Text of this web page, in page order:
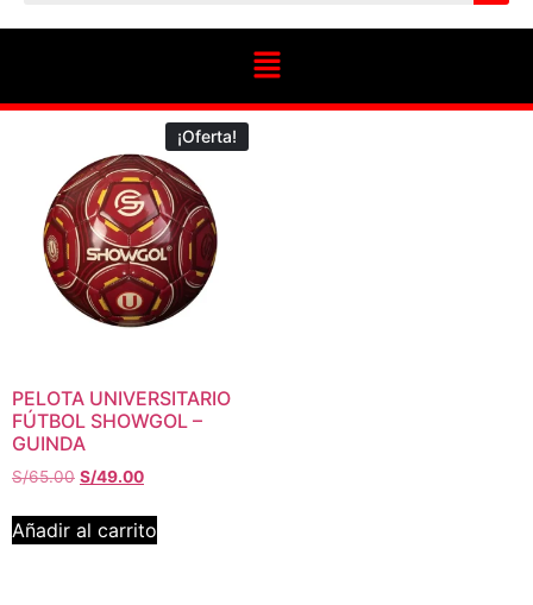
¡Oferta!
PELOTA UNIVERSITARIO
FÚTBOL SHOWGOL –
GUINDA
S/65.00 S/49.00
Añadir al carrito